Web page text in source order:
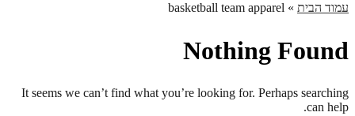
עמוד הבית »
basketball team apparel
Nothing Found
It seems we can’t find what you’re looking for. Perhaps searching
can help.